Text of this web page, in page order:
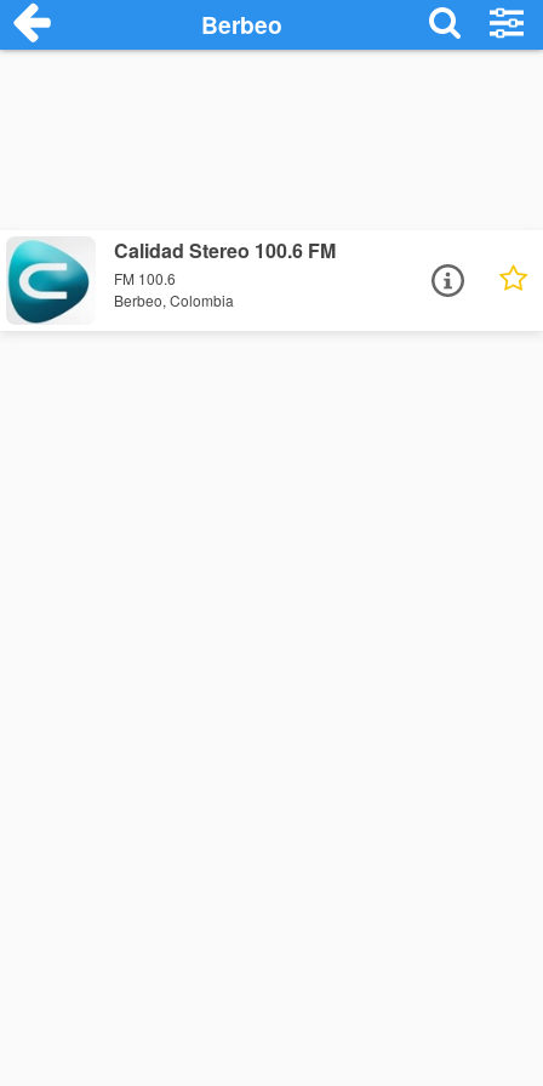
Berbeo
Calidad Stereo 100.6 FM
FM 100.6
Berbeo, Colombia